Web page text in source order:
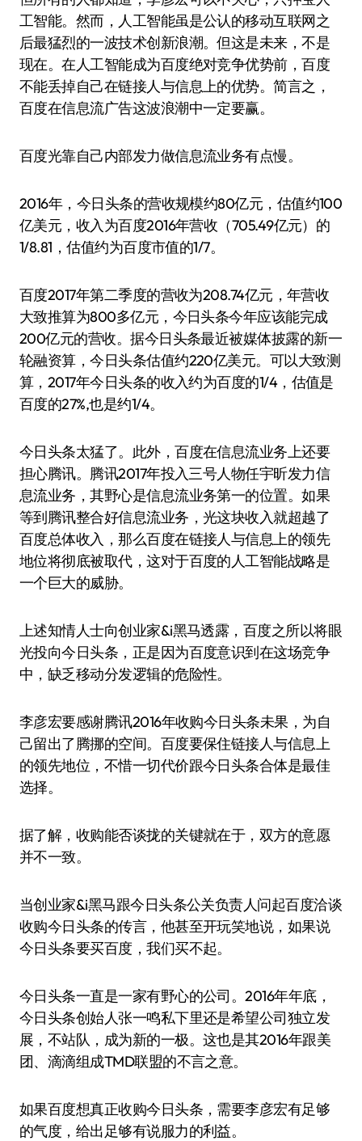
工智能。然而，人工智能虽是公认的移动互联网之
后最猛烈的一波技术创新浪潮。但这是未来，不是
现在。在人工智能成为百度绝对竞争优势前，百度
不能丢掉自己在链接人与信息上的优势。简言之，
百度在信息流广告这波浪潮中一定要赢。
百度光靠自己内部发力做信息流业务有点慢。
2016年，今日头条的营收规模约80亿元，估值约100
亿美元，收入为百度2016年营收（705.49亿元）的
1/8.81，估值约为百度市值的1/7。
百度2017年第二季度的营收为208.74亿元，年营收
大致推算为800多亿元，今日头条今年应该能完成
200亿元的营收。据今日头条最近被媒体披露的新一
轮融资算，今日头条估值约220亿美元。可以大致测
算，2017年今日头条的收入约为百度的1/4，估值是
百度的27%,也是约1/4。
今日头条太猛了。此外，百度在信息流业务上还要
担心腾讯。腾讯2017年投入三号人物任宇昕发力信
息流业务，其野心是信息流业务第一的位置。如果
等到腾讯整合好信息流业务，光这块收入就超越了
百度总体收入，那么百度在链接人与信息上的领先
地位将彻底被取代，这对于百度的人工智能战略是
一个巨大的威胁。
上述知情人士向创业家&i黑马透露，百度之所以将眼
光投向今日头条，正是因为百度意识到在这场竞争
中，缺乏移动分发逻辑的危险性。
李彦宏要感谢腾讯2016年收购今日头条未果，为自
己留出了腾挪的空间。百度要保住链接人与信息上
的领先地位，不惜一切代价跟今日头条合体是最佳
选择。
据了解，收购能否谈拢的关键就在于，双方的意愿
并不一致。
当创业家&i黑马跟今日头条公关负责人问起百度洽谈
收购今日头条的传言，他甚至开玩笑地说，如果说
今日头条要买百度，我们买不起。
今日头条一直是一家有野心的公司。2016年年底，
今日头条创始人张一鸣私下里还是希望公司独立发
展，不站队，成为新的一极。这也是其2016年跟美
团、滴滴组成TMD联盟的不言之意。
如果百度想真正收购今日头条，需要李彦宏有足够
的气度，给出足够有说服力的利益。